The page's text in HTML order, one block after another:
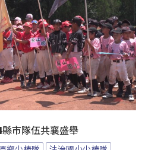
市隊伍共襄盛舉